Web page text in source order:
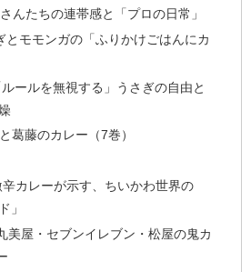
んたちの連帯感と「プロの日常」
とモモンガの「ふりかけごはんにカ
ールを無視する」うさぎの自由と
葛藤のカレー（7巻）
カレーが示す、ちいかわ世界の
」
美屋・セブンイレブン・松屋の鬼カ